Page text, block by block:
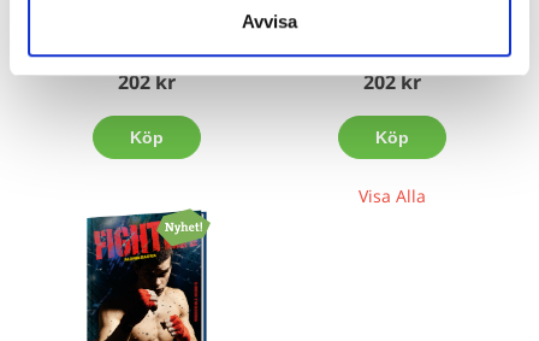
Avvisa
Fighter 1- Utan regler
202 kr
Köp
Fighter 2 - Slå tillbaka
202 kr
Köp
Visa Alla